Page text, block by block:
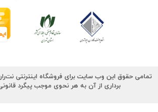
تمامی حقوق این وب سایت برای فروشگاه اینترنتی
برداری از آن به هر نحوی موجب پیگرد